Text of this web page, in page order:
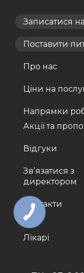
Записатися
Поставити
Про нас
Ціни на
Напрямки
Акції та
Відгуки
Звʼязатися з
директором
Контакти
">
Лікарі